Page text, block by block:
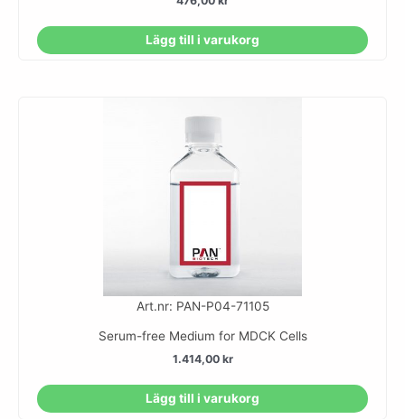
Lägg till i varukorg
Art.nr: PAN-P04-71105
Serum-free Medium for MDCK Cells
1.414,00 kr
Lägg till i varukorg